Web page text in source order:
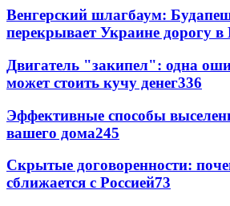
Венгерский шлагбаум:
перекрывает Украине дорогу
Двигатель "закипел": одна
может стоить кучу денег336
Эффективные способы
вашего дома245
Скрытые договоренности:
сближается с Россией73